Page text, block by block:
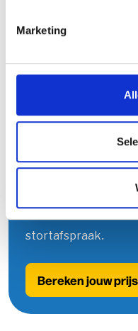
Marketing
betonstort. Neem
wij adviseren u graag.
Direct een
de prijs? Accordeer
iDeal en we nemen
stortafspraak.
Bereken jouw prijs